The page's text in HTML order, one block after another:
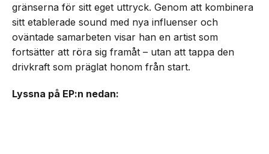
gränserna för sitt eget uttryck. Genom att kombinera
sitt etablerade sound med nya influenser och
oväntade samarbeten visar han en artist som
fortsätter att röra sig framåt – utan att tappa den
drivkraft som präglat honom från start.
Lyssna på EP:n nedan: